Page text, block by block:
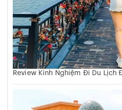
Review Kinh Nghiệm Đi Du Lịch